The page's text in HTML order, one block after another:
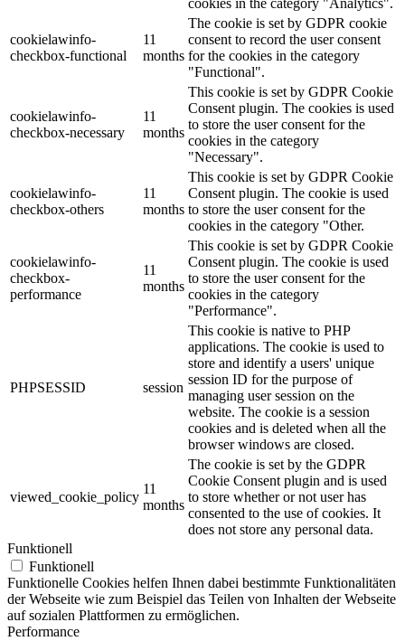
cookies in the category "Analytics".
cookielawinfo-
checkbox-functional
11
months
The cookie is set by GDPR cookie
consent to record the user consent
for the cookies in the category
"Functional".
cookielawinfo-
checkbox-necessary
11
months
This cookie is set by GDPR Cookie
Consent plugin. The cookies is used
to store the user consent for the
cookies in the category
"Necessary".
cookielawinfo-
checkbox-others
11
months
This cookie is set by GDPR Cookie
Consent plugin. The cookie is used
to store the user consent for the
cookies in the category "Other.
cookielawinfo-
checkbox-
performance
11
months
This cookie is set by GDPR Cookie
Consent plugin. The cookie is used
to store the user consent for the
cookies in the category
"Performance".
PHPSESSID session
This cookie is native to PHP
applications. The cookie is used to
store and identify a users' unique
session ID for the purpose of
managing user session on the
website. The cookie is a session
cookies and is deleted when all the
browser windows are closed.
viewed_cookie_policy
11
months
The cookie is set by the GDPR
Cookie Consent plugin and is used
to store whether or not user has
consented to the use of cookies. It
does not store any personal data.
Funktionell
Funktionell
Funktionelle Cookies helfen Ihnen dabei bestimmte Funktionalitäten
der Webseite wie zum Beispiel das Teilen von Inhalten der Webseite
auf sozialen Plattformen zu ermöglichen.
Performance